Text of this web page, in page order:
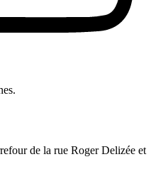
de la rue Roger Delizée et